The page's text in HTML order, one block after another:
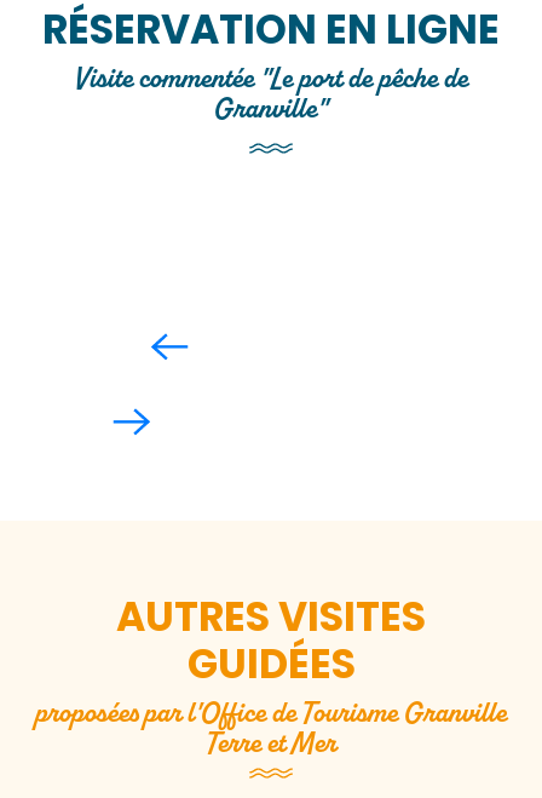
RÉSERVATION EN LIGNE
Visite commentée "Le port de pêche de
Granville"
AUTRES VISITES
GUIDÉES
proposées par l'Office de Tourisme Granville
Terre et Mer